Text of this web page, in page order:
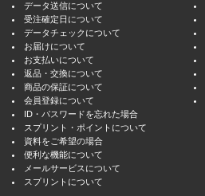
データ送信について
受注確定日について
データチェックについて
お届けについて
お支払いについて
返品・交換について
商品の保証について
会員登録について
ID・パスワードを忘れた場合
スプリント・ポイントについて
資料をご希望の場合
便利な機能について
メールサービスについて
スプリントについて